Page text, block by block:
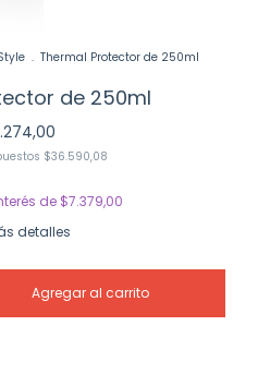
. Thermal Protector de 250ml
de 250ml
$36.590,08
de $7.379,00
detalles